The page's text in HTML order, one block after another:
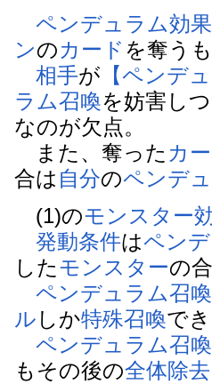
ペンデュラム効果
ンのカード を奪う
相手が 【ペンデ
ラム召喚を妨害し
なのが欠点。
また、奪った カ
合は 自分のペンデ
(1)のモンスター
発動条件はペン
したモンスターの
ペンデュラム召喚
ル しか特殊召喚で
ペンデュラム召喚
もその後の全体除去